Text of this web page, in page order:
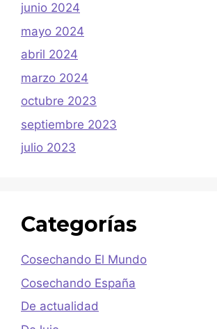
junio 2024
mayo 2024
abril 2024
marzo 2024
octubre 2023
septiembre 2023
julio 2023
Categorías
Cosechando El Mundo
Cosechando España
De actualidad